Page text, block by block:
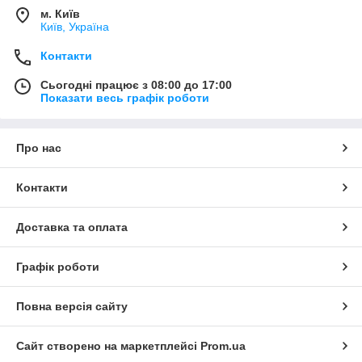
м. Київ
Київ, Україна
Контакти
Сьогодні працює з 08:00 до 17:00
Показати весь графік роботи
Про нас
Контакти
Доставка та оплата
Графік роботи
Повна версія сайту
Сайт створено на маркетплейсі Prom.ua